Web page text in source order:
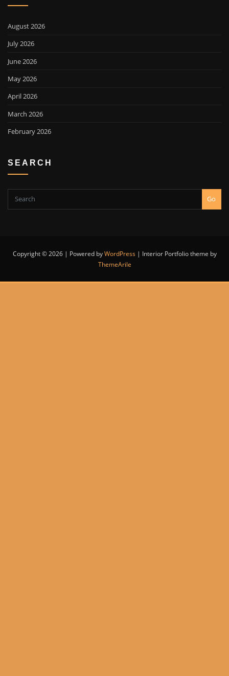
August 2026
July 2026
June 2026
May 2026
April 2026
March 2026
February 2026
SEARCH
Go
Copyright © 2026 | Powered byWordPress | Interior Portfolio theme by
ThemeArile